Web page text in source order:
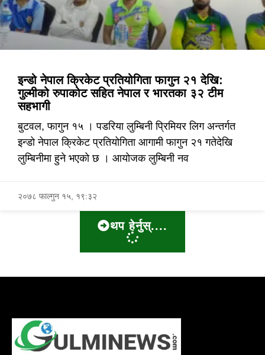
इन्डो नेपाल क्रिकेट प्रतियोगिता फागुन २१ देखि:
गुल्मीको रुपाकोट सहित नेपाल र भारतका ३२ टीम
सहभागी
बुटवल, फागुन १५ । पडरिया लुम्बिनी प्रिमियर लिग अन्तर्गत
इन्डो नेपाल क्रिकेट प्रतियोगिता आगामी फागुन २१ गतेदेखि
लुम्बिनीमा हुने भएको छ । आयोजक लुम्बिनी नव
२०७८ फाल्गुन १५, १९:३२
थप हेर्नुस्....